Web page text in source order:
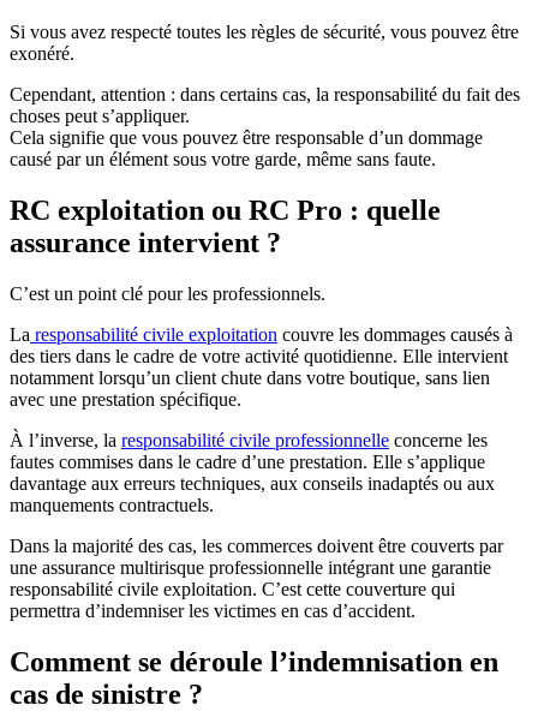
Si vous avez respecté toutes les règles de sécurité, vous pouvez être
exonéré.
Cependant, attention : dans certains cas, la responsabilité du fait des
choses peut s’appliquer.
Cela signifie que vous pouvez être responsable d’un dommage
causé par un élément sous votre garde, même sans faute.
RC exploitation ou RC Pro : quelle
assurance intervient ?
C’est un point clé pour les professionnels.
La responsabilité civile exploitation couvre les dommages causés à
des tiers dans le cadre de votre activité quotidienne. Elle intervient
notamment lorsqu’un client chute dans votre boutique, sans lien
avec une prestation spécifique.
À l’inverse, la responsabilité civile professionnelle concerne les
fautes commises dans le cadre d’une prestation. Elle s’applique
davantage aux erreurs techniques, aux conseils inadaptés ou aux
manquements contractuels.
Dans la majorité des cas, les commerces doivent être couverts par
une assurance multirisque professionnelle intégrant une garantie
responsabilité civile exploitation. C’est cette couverture qui
permettra d’indemniser les victimes en cas d’accident.
Comment se déroule l’indemnisation en
cas de sinistre ?